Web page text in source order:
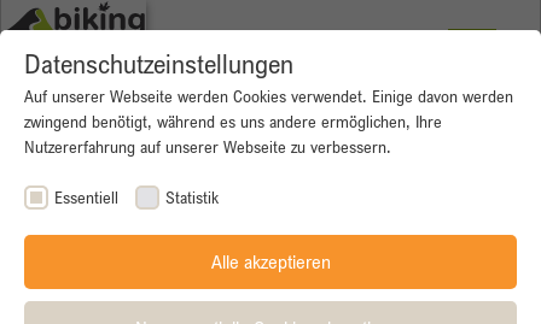
Datenschutzeinstellungen
Auf unserer Webseite werden Cookies verwendet. Einige davon werden
zwingend benötigt, während es uns andere ermöglichen, Ihre
Nutzererfahrung auf unserer Webseite zu verbessern.
Essentiell Statistik
Alle akzeptieren